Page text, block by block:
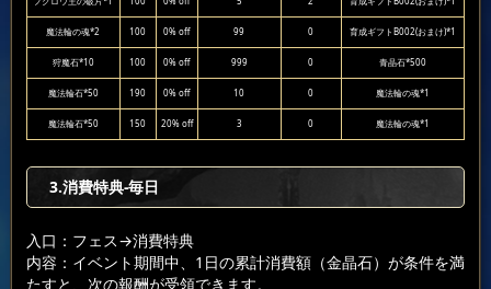
魔法輪の魂*2 100 0% off 99 0 育成ギフトB002(おまけ)*1
狩魔石*10 100 0% off 999 0 青晶石*500
魔法輪石*50 190 0% off 10 0 魔法輪の魂*1
魔法輪石*50 150 20% off 3 0 魔法輪の魂*1
3.消費特典-毎日
入口：フェス→消費特典
内容：イベント期間中、1日の累計消費額（金晶石）が条件を満
たすと、次の報酬が受領できます。